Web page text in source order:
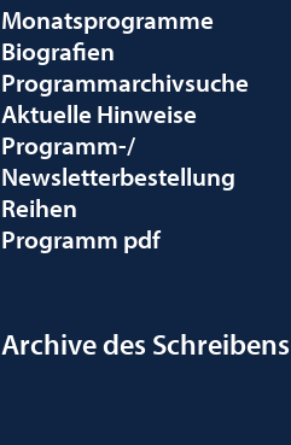
Monatsprogramme
Biografien
Programmarchivsuche
Aktuelle Hinweise
Programm-/
Newsletterbestellung
Reihen
Programm pdf
Archive des Schreibens